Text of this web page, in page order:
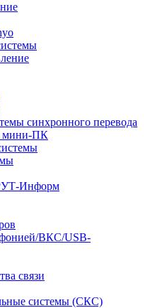
синхронного перевода
мини-ПК
Информ
ВКС/USB-
связи
системы (СКС)